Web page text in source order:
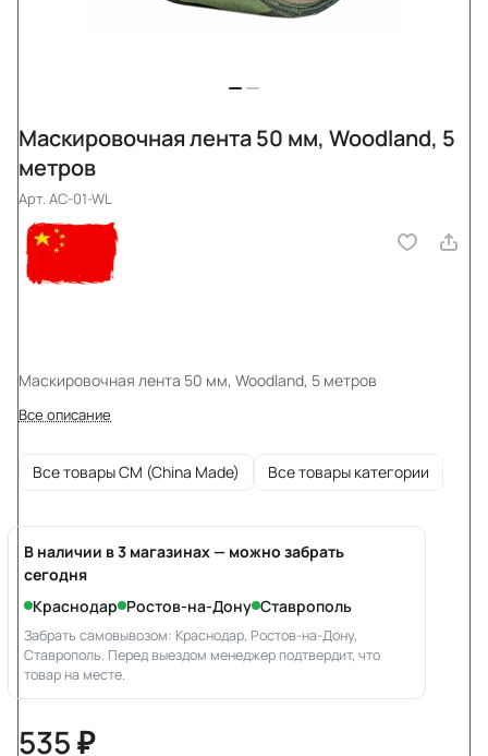
Маскировочная лента 50 мм, Woodland, 5
метров
Арт.AC-01-WL
Маскировочная лента 50 мм, Woodland, 5 метров
Все описание
Все товары CM (China Made) Все товары категории
В наличии в 3 магазинах — можно забрать
сегодня
Краснодар Ростов-на-Дону Ставрополь
Забрать самовывозом: Краснодар, Ростов-на-Дону,
Ставрополь. Перед выездом менеджер подтвердит, что
товар на месте.
535 ₽